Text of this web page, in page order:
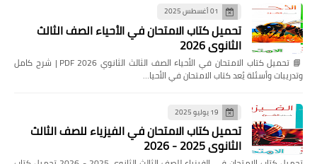
01 أغسطس 2025
تحميل كتاب الامتحان في الأحياء الصف الثالث
الثانوي 2026
📘 تحميل كتاب الامتحان في الأحياء الصف الثالث الثانوي 2026 PDF | شرح كامل
وتدريبات وأسئلة يُعد كتاب الامتحان في الأحيا…
19 يوليو 2025
تحميل كتاب الامتحان في الفيزياء للصف الثالث
الثانوي 2025 - 2026